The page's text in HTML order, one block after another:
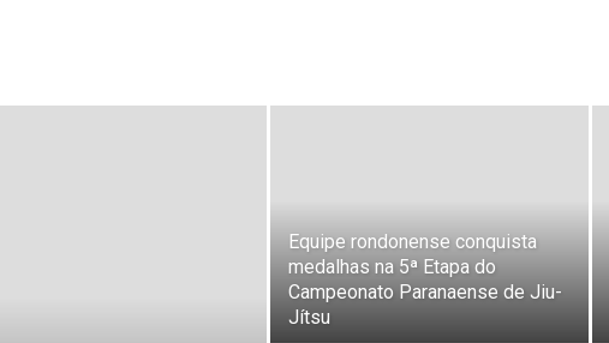
Equipe rondonense conquista
medalhas na 5ª Etapa do
Campeonato Paranaense de Jiu-
Jítsu